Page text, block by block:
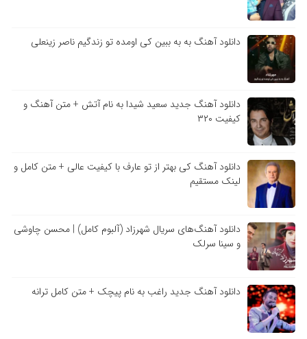
دانلود آهنگ به به ببین کی اومده تو زندگیم ناصر زینعلی
دانلود آهنگ جدید سعید شیدا به نام آتش + متن آهنگ و
کیفیت ۳۲۰
دانلود آهنگ کی بهتر از تو عارف با کیفیت عالی + متن کامل و
لینک مستقیم
دانلود آهنگ‌های سریال شهرزاد (آلبوم کامل) | محسن چاوشی
و سینا سرلک
دانلود آهنگ جدید راغب به نام پیچک + متن کامل ترانه